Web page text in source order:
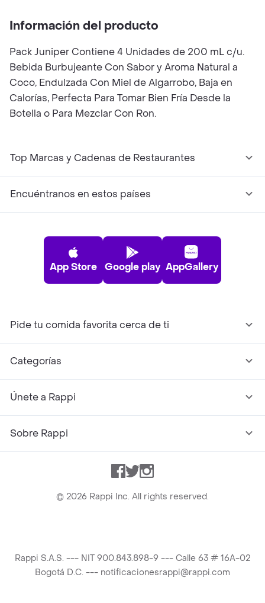
Información del producto
Pack Juniper Contiene 4 Unidades de 200 mL c/u.
Bebida Burbujeante Con Sabor y Aroma Natural a
Coco, Endulzada Con Miel de Algarrobo, Baja en
Calorías, Perfecta Para Tomar Bien Fría Desde la
Botella o Para Mezclar Con Ron.
Top Marcas y Cadenas de Restaurantes
Encuéntranos en estos países
App Store Google play AppGallery
Pide tu comida favorita cerca de ti
Categorías
Únete a Rappi
Sobre Rappi
Facebook
TwitterInstagram
© 2026 Rappi Inc. All rights reserved.
Rappi S.A.S. --- NIT 900.843.898-9 --- Calle 63 # 16A-02
Bogotá D.C. --- notificacionesrappi@rappi.com